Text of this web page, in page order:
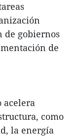
de gobiernos
de
acelera
como
la energía